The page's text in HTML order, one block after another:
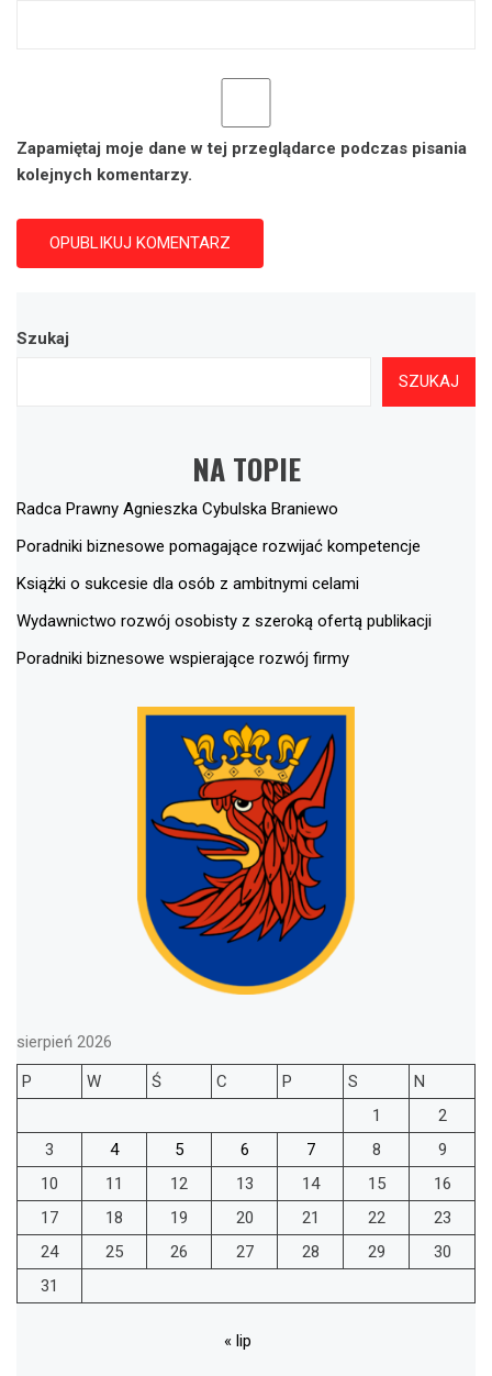
Zapamiętaj moje dane w tej przeglądarce podczas pisania
kolejnych komentarzy.
Szukaj
SZUKAJ
NA TOPIE
Radca Prawny Agnieszka Cybulska Braniewo
Poradniki biznesowe pomagające rozwijać kompetencje
Książki o sukcesie dla osób z ambitnymi celami
Wydawnictwo rozwój osobisty z szeroką ofertą publikacji
Poradniki biznesowe wspierające rozwój firmy
sierpień 2026
P
W Ś C P S
N
1
2
3
4 5 6 7 8
9
10
11 12 13 14 15
16
17
18 19 20 21 22
23
24
25 26 27 28 29
30
31
« lip